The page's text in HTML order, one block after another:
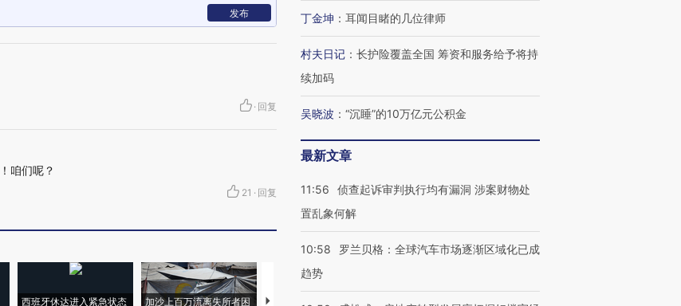
发布
· 回复
咱们呢？
21 · 回复
西班牙休达进入紧急状态
加沙上百万流离失所者困
马航飞行员跨国走私7万
丁金坤 ： 耳闻目睹的几位律师
村夫日记 ： 长护险覆盖全国 筹资和服务给予将持
续加码
吴晓波 ： “沉睡”的10万亿元公积金
最新文章
11:56
侦查起诉审判执行均有漏洞 涉案财物处
置乱象何解
10:58
罗兰贝格：全球汽车市场逐渐区域化已成
趋势